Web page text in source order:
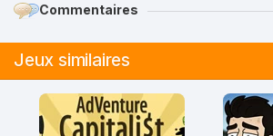
Commentaires
Jeux similaires